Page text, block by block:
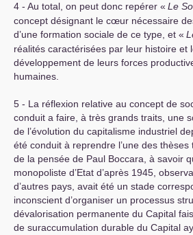
4 - Au total, on peut donc repérer « Le
concept désignant le cœur nécessaire
d’une formation sociale de ce type, et «
réalités caractérisées par leur histoire et
développement de leurs forces
humaines.
5 - La réflexion relative au concept de
conduit a faire, à très grands traits, une
de l’évolution du capitalisme industriel
été conduit à reprendre l’une des
de la pensée de Paul Boccara, à savoir
monopoliste d’Etat d’après 1945,
d’autres pays, avait été un stade
inconscient d’organiser un processus
dévalorisation permanente du Capital
de suraccumulation durable du Capital